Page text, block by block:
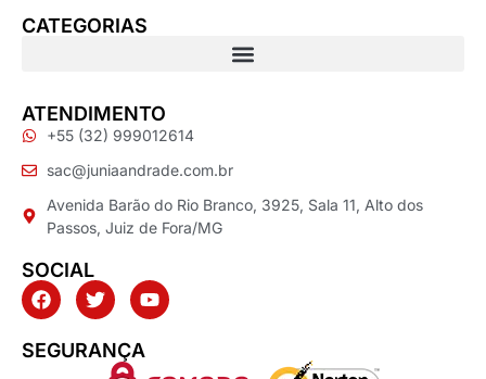
CATEGORIAS
ATENDIMENTO
+55 (32) 999012614
sac@juniaandrade.com.br
Avenida Barão do Rio Branco, 3925, Sala 11, Alto dos
Passos, Juiz de Fora/MG
SOCIAL
SEGURANÇA